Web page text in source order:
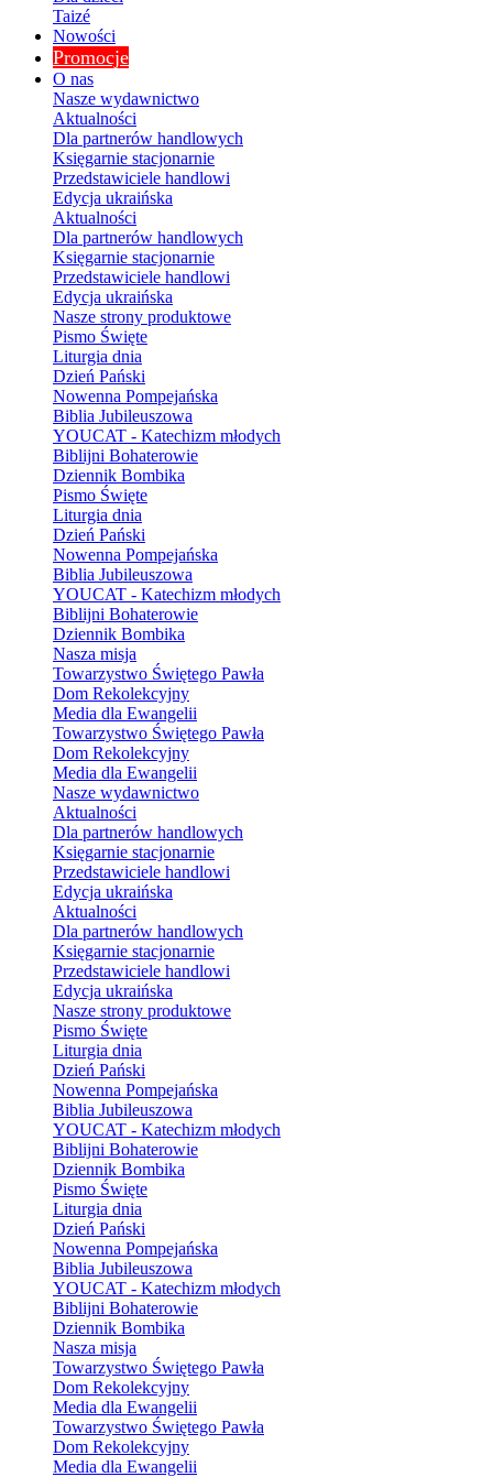
Taizé
Nowości
Promocje
O nas
Nasze wydawnictwo
Aktualności
Dla partnerów handlowych
Księgarnie stacjonarnie
Przedstawiciele handlowi
Edycja ukraińska
Aktualności
Dla partnerów handlowych
Księgarnie stacjonarnie
Przedstawiciele handlowi
Edycja ukraińska
Nasze strony produktowe
Pismo Święte
Liturgia dnia
Dzień Pański
Nowenna Pompejańska
Biblia Jubileuszowa
YOUCAT - Katechizm młodych
Biblijni Bohaterowie
Dziennik Bombika
Pismo Święte
Liturgia dnia
Dzień Pański
Nowenna Pompejańska
Biblia Jubileuszowa
YOUCAT - Katechizm młodych
Biblijni Bohaterowie
Dziennik Bombika
Nasza misja
Towarzystwo Świętego Pawła
Dom Rekolekcyjny
Media dla Ewangelii
Towarzystwo Świętego Pawła
Dom Rekolekcyjny
Media dla Ewangelii
Nasze wydawnictwo
Aktualności
Dla partnerów handlowych
Księgarnie stacjonarnie
Przedstawiciele handlowi
Edycja ukraińska
Aktualności
Dla partnerów handlowych
Księgarnie stacjonarnie
Przedstawiciele handlowi
Edycja ukraińska
Nasze strony produktowe
Pismo Święte
Liturgia dnia
Dzień Pański
Nowenna Pompejańska
Biblia Jubileuszowa
YOUCAT - Katechizm młodych
Biblijni Bohaterowie
Dziennik Bombika
Pismo Święte
Liturgia dnia
Dzień Pański
Nowenna Pompejańska
Biblia Jubileuszowa
YOUCAT - Katechizm młodych
Biblijni Bohaterowie
Dziennik Bombika
Nasza misja
Towarzystwo Świętego Pawła
Dom Rekolekcyjny
Media dla Ewangelii
Towarzystwo Świętego Pawła
Dom Rekolekcyjny
Media dla Ewangelii